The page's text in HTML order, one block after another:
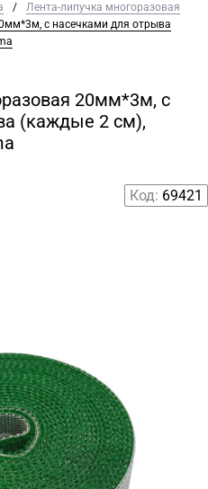
/
Лента-липучка многоразовая
с насечками для отрыва
20мм*3м, с
(каждые 2 см),
Код: 69421